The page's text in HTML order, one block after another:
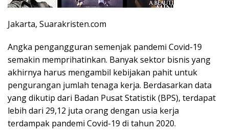
Jakarta, Suarakristen.com
Angka pengangguran semenjak pandemi Covid-19
semakin memprihatinkan. Banyak sektor bisnis yang
akhirnya harus mengambil kebijakan pahit untuk
pengurangan jumlah tenaga kerja. Berdasarkan data
yang dikutip dari Badan Pusat Statistik (BPS), terdapat
lebih dari 29,12 juta orang dengan usia kerja
terdampak pandemi Covid-19 di tahun 2020.